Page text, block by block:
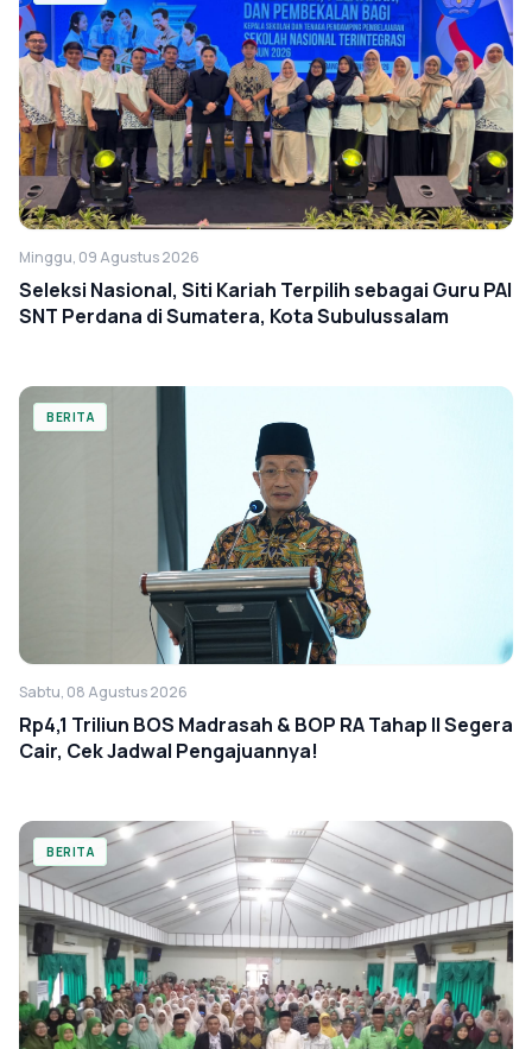
Minggu, 09 Agustus 2026
Seleksi Nasional, Siti Kariah Terpilih sebagai Guru PAI
SNT Perdana di Sumatera, Kota Subulussalam
BERITA
Sabtu, 08 Agustus 2026
Rp4,1 Triliun BOS Madrasah & BOP RA Tahap II Segera
Cair, Cek Jadwal Pengajuannya!
BERITA